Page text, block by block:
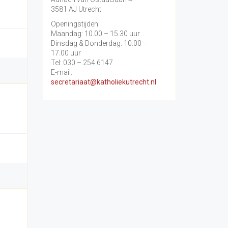
3581 AJ Utrecht
Openingstijden:
Maandag: 10.00 – 15.30 uur
Dinsdag & Donderdag: 10.00 –
17.00 uur
Tel: 030 – 254 6147
E-mail:
secretariaat@katholiekutrecht.nl